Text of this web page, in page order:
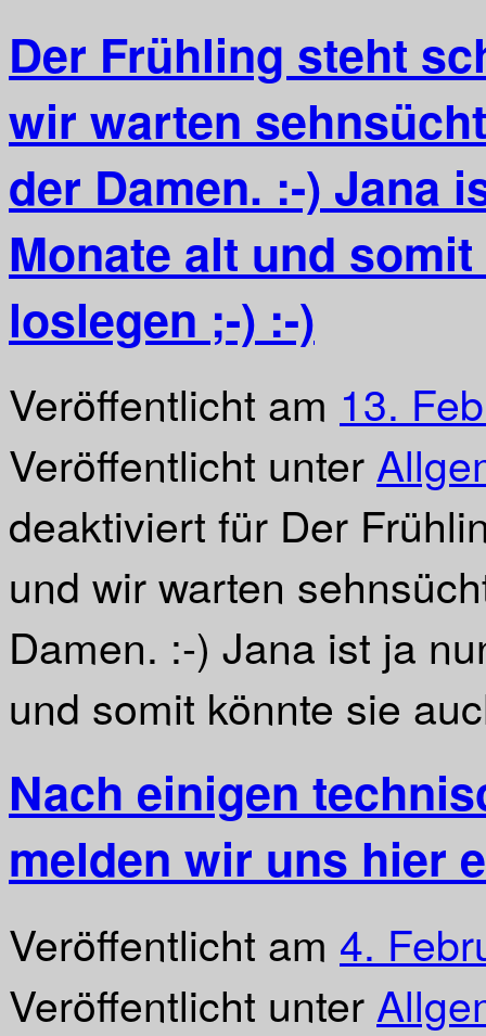
Der Frühling steht
wir warten
der Damen. :-) Jana
Monate alt und
loslegen ;-) :-)
Veröffentlicht am 13.
Veröffentlicht unter
deaktiviert für Der
und wir warten
Damen. :-) Jana ist ja
und somit könnte sie
Nach einigen
melden wir uns hier
Veröffentlicht am 4.
Veröffentlicht unter